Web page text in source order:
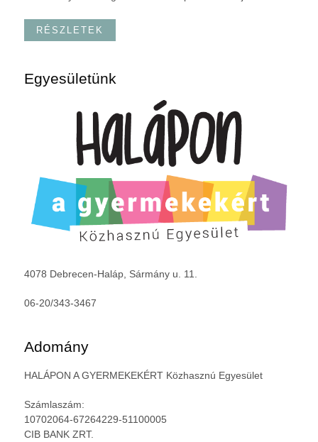
RÉSZLETEK
Egyesületünk
4078 Debrecen-Haláp, Sármány u. 11.
06-20/343-3467
Adomány
HALÁPON A GYERMEKEKÉRT Közhasznú Egyesület
Számlaszám:
10702064-67264229-51100005
CIB BANK ZRT.